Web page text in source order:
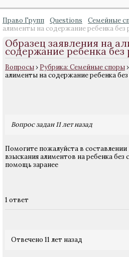
Право Групп Questions Семейные
алименты на содержание ребенка без
Образец заявления на
содержание ребенка без
Вопросы› Рубрика: Семейные споры›
алименты на содержание ребенка
Вопрос задан 11 лет назад
Помогите пожалуйста в составлении
взыскания алиментов на ребенка без
помощь заранее
1 ответ
Отвечено 11 лет назад